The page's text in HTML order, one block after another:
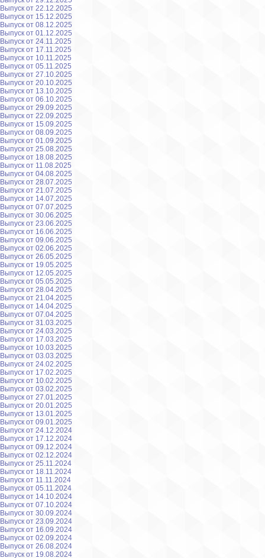
Выпуск от 22.12.2025
Выпуск от 15.12.2025
Выпуск от 08.12.2025
Выпуск от 01.12.2025
Выпуск от 24.11.2025
Выпуск от 17.11.2025
Выпуск от 10.11.2025
Выпуск от 05.11.2025
Выпуск от 27.10.2025
Выпуск от 20.10.2025
Выпуск от 13.10.2025
Выпуск от 06.10.2025
Выпуск от 29.09.2025
Выпуск от 22.09.2025
Выпуск от 15.09.2025
Выпуск от 08.09.2025
Выпуск от 01.09.2025
Выпуск от 25.08.2025
Выпуск от 18.08.2025
Выпуск от 11.08.2025
Выпуск от 04.08.2025
Выпуск от 28.07.2025
Выпуск от 21.07.2025
Выпуск от 14.07.2025
Выпуск от 07.07.2025
Выпуск от 30.06.2025
Выпуск от 23.06.2025
Выпуск от 16.06.2025
Выпуск от 09.06.2025
Выпуск от 02.06.2025
Выпуск от 26.05.2025
Выпуск от 19.05.2025
Выпуск от 12.05.2025
Выпуск от 05.05.2025
Выпуск от 28.04.2025
Выпуск от 21.04.2025
Выпуск от 14.04.2025
Выпуск от 07.04.2025
Выпуск от 31.03.2025
Выпуск от 24.03.2025
Выпуск от 17.03.2025
Выпуск от 10.03.2025
Выпуск от 03.03.2025
Выпуск от 24.02.2025
Выпуск от 17.02.2025
Выпуск от 10.02.2025
Выпуск от 03.02.2025
Выпуск от 27.01.2025
Выпуск от 20.01.2025
Выпуск от 13.01.2025
Выпуск от 09.01.2025
Выпуск от 24.12.2024
Выпуск от 17.12.2024
Выпуск от 09.12.2024
Выпуск от 02.12.2024
Выпуск от 25.11.2024
Выпуск от 18.11.2024
Выпуск от 11.11.2024
Выпуск от 05.11.2024
Выпуск от 14.10.2024
Выпуск от 07.10.2024
Выпуск от 30.09.2024
Выпуск от 23.09.2024
Выпуск от 16.09.2024
Выпуск от 02.09.2024
Выпуск от 26.08.2024
Выпуск от 19.08.2024